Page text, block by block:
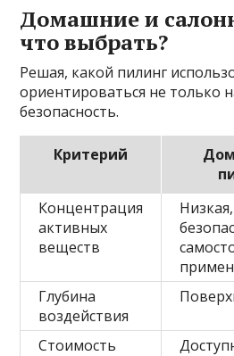
Домашние и
что выбрать?
Решая, какой пилинг
ориентироваться не только
безопасность.
Критерий
Концентрация
активных
веществ
Низкая,
Глубина
воздействия
Стоимость